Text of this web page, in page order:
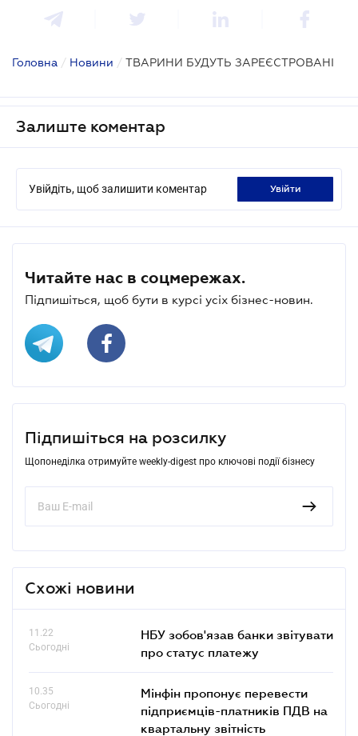
Головна / Новини / ТВАРИНИ БУДУТЬ ЗАРЕЄСТРОВАНІ
Залиште коментар
Увійдіть, щоб залишити коментар увійти
Читайте нас в соцмережах.
Підпишіться, щоб бути в курсі усіх бізнес-новин.
Підпишіться на розсилку
Щопонеділка отримуйте weekly-digest про ключові події бізнесу
Схожі новини
11.22
Сьогодні
НБУ зобов'язав банки звітувати
про статус платежу
10.35
Сьогодні
Мінфін пропонує перевести
підприємців-платників ПДВ на
квартальну звітність